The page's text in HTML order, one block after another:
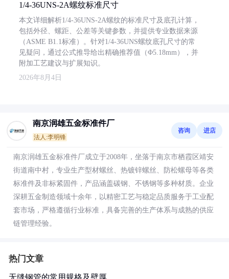
1/4-36UNS-2A螺纹标准尺寸
本文详细解析1/4-36UNS-2A螺纹的标准尺寸及底孔计算，
包括外径、螺距、公差等关键参数，并提供专业数据来源
（ASME B1.1标准）。针对1/4-36UNS螺纹底孔尺寸的常
见疑问，通过公式推导给出精确推荐值（Φ5.18mm），并
附加工艺建议与扩展知识。
2026年8月4日
南京润雄五金标准件厂
法人:李明锋
咨询 进店
南京润雄五金标准件厂成立于2008年，坐落于南京市栖霞区靖安
街道南中村，专业生产型材螺丝、热镀锌螺丝、防松螺母等各类
标准件及非标紧固件，产品涵盖碳钢、不锈钢等多种材质。企业
深耕五金制造领域十余年，以精密工艺与稳定品质服务于工业配
套市场，严格遵循行业标准，具备完善的生产体系与成熟的供应
链管理经验。
热门文章
无缝钢管的常用规格及壁厚